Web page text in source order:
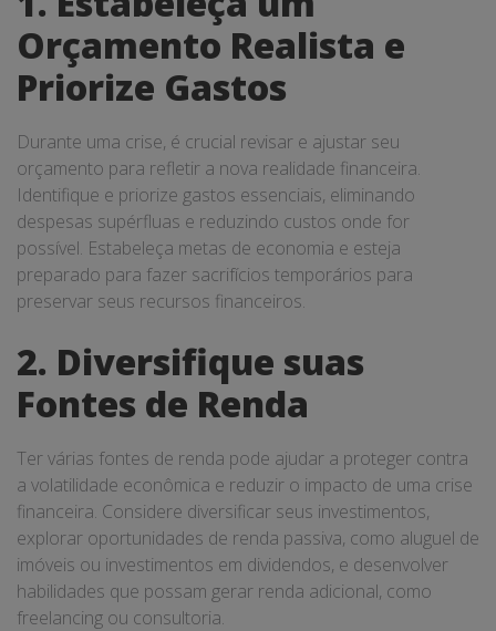
Orçamento Realista e
Priorize Gastos
Durante uma crise, é crucial revisar e ajustar seu
orçamento para refletir a nova realidade financeira.
Identifique e priorize gastos essenciais, eliminando
despesas supérfluas e reduzindo custos onde for
possível. Estabeleça metas de economia e esteja
preparado para fazer sacrifícios temporários para
preservar seus recursos financeiros.
2. Diversifique suas
Fontes de Renda
Ter várias fontes de renda pode ajudar a proteger contra
a volatilidade econômica e reduzir o impacto de uma crise
financeira. Considere diversificar seus investimentos,
explorar oportunidades de renda passiva, como aluguel de
imóveis ou investimentos em dividendos, e desenvolver
habilidades que possam gerar renda adicional, como
freelancing ou consultoria.